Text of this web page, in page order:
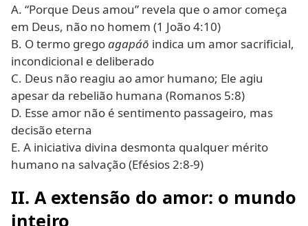
A. “Porque Deus amou” revela que o amor começa
em Deus, não no homem (1 João 4:10)
B. O termo gregoagapáō indica um amor sacrificial,
incondicional e deliberado
C. Deus não reagiu ao amor humano; Ele agiu
apesar da rebelião humana (Romanos 5:8)
D. Esse amor não é sentimento passageiro, mas
decisão eterna
E. A iniciativa divina desmonta qualquer mérito
humano na salvação (Efésios 2:8-9)
II. A extensão do amor: o mundo
inteiro